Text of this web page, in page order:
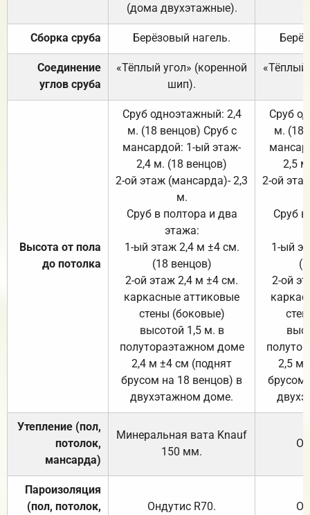
(дома двухэтажные).
Сборка сруба Берёзовый нагель.
Соединение
углов сруба
«Тёплый угол» (коренной
шип).
«Тёплый
Высота от пола
до потолка
Сруб одноэтажный: 2,4
м. (18 венцов) Сруб с
мансардой: 1-ый этаж-
2,4 м. (18 венцов)
2-ой этаж (мансарда)- 2,3
м.
Сруб в полтора и два
этажа:
1-ый этаж 2,4 м ±4 см.
(18 венцов)
2-ой этаж 2,4 м ±4 см.
каркасные аттиковые
стены (боковые)
высотой 1,5 м. в
полутораэтажном доме
2,4 м ±4 см (поднят
брусом на 18 венцов) в
двухэтажном доме.
Сруб
м. (18
2,5
2-ой
Сруб
1-ый
2-ой
2,5 м
брусом
Утепление (пол,
потолок,
мансарда)
Минеральная вата Knauf
150 мм.
Пароизоляция
(пол, потолок,
Ондутис R70.